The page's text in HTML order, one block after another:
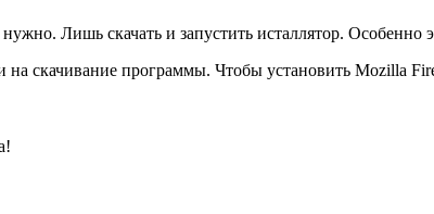
Лишь скачать и запустить исталлятор. Особенно
на скачивание программы. Чтобы установить Mozilla